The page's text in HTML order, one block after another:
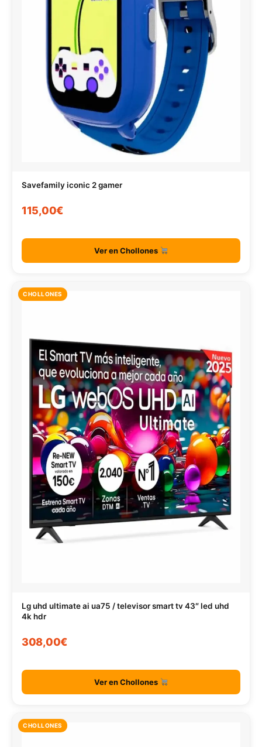
Savefamily iconic 2 gamer
115,00€
Ver en Chollones
CHOLLONES
Lg uhd ultimate ai ua75 / televisor smart tv 43″ led uhd
4k hdr
308,00€
Ver en Chollones
CHOLLONES